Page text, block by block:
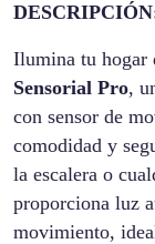
Ilumina tu hogar
Sensorial Pro,
con sensor de
comodidad y
la escalera o
proporciona luz
movimiento,